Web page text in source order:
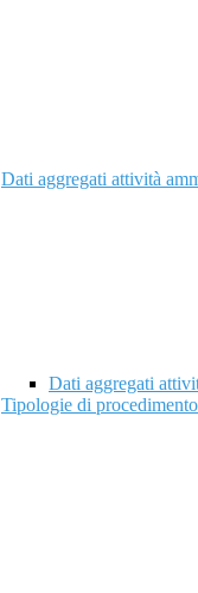
Dati aggregati attività
Dati aggregati
Tipologie di procedimento